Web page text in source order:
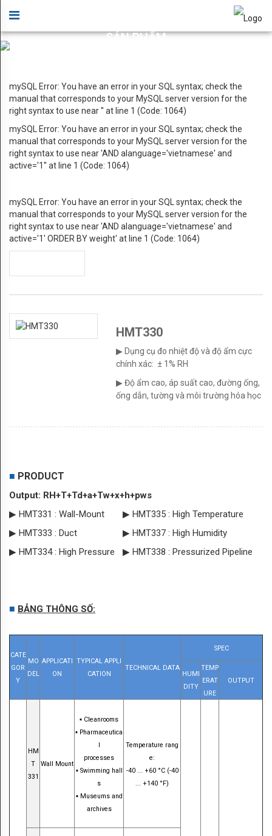
× THIỆU
chào
Bản
đồ
chỉ
Ứng
dụng
cho
của
Vaisala
Moisture
in
Carbon
THỐNG
SCIENCE
SẢN PHẨM
mySQL Error: You have an error in your SQL syntax; check the
manual that corresponds to your MySQL server version for the
right syntax to use near '' at line 1 (Code: 1064)
mySQL Error: You have an error in your SQL syntax; check the
manual that corresponds to your MySQL server version for the
right syntax to use near 'AND alanguage='vietnamese' and
active='1'' at line 1 (Code: 1064)
mySQL Error: You have an error in your SQL syntax; check the
manual that corresponds to your MySQL server version for the
right syntax to use near 'AND alanguage='vietnamese' and
active='1' ORDER BY weight' at line 1 (Code: 1064)
HMT330
▶ Dụng cụ đo nhiệt độ và độ ẩm cực
chính xác: ± 1% RH
▶ Độ ẩm cao, áp suất cao, đường ống,
ống dẫn, tường và môi trường hóa học
■ PRODUCT
Output: RH+T+Td+a+Tw+x+h+pws
▶ HMT331 : Wall-Mount
▶ HMT333 : Duct
▶ HMT334 : High Pressure
▶ HMT335 : High Temperature
▶ HMT337 : High Humidity
▶ HMT338 : Pressurized Pipeline
■ BẢNG THÔNG SỐ:
CATE
GOR
Y
MO
DEL
APPLICATI
ON
TYPICAL APPLI
CATION
TECHNICAL DATA
SPEC
HUMI
DITY
TEMP
ERAT
URE
OUTPUT
HM
T
331
Wall Mount
▪ Cleanrooms
▪ Pharmaceutica
l
processes
▪ Swimming hall
s
▪ Museums and
archives
Temperature rang
e:
-40 ... +60 °C (-40
... +140 °F)